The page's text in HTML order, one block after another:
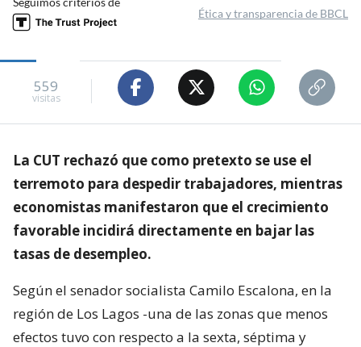
Ética y transparencia de BBCL
559
visitas
La CUT rechazó que como pretexto se use el
terremoto para despedir trabajadores, mientras
economistas manifestaron que el crecimiento
favorable incidirá directamente en bajar las
tasas de desempleo.
Según el senador socialista Camilo Escalona, en la
región de Los Lagos -una de las zonas que menos
efectos tuvo con respecto a la sexta, séptima y